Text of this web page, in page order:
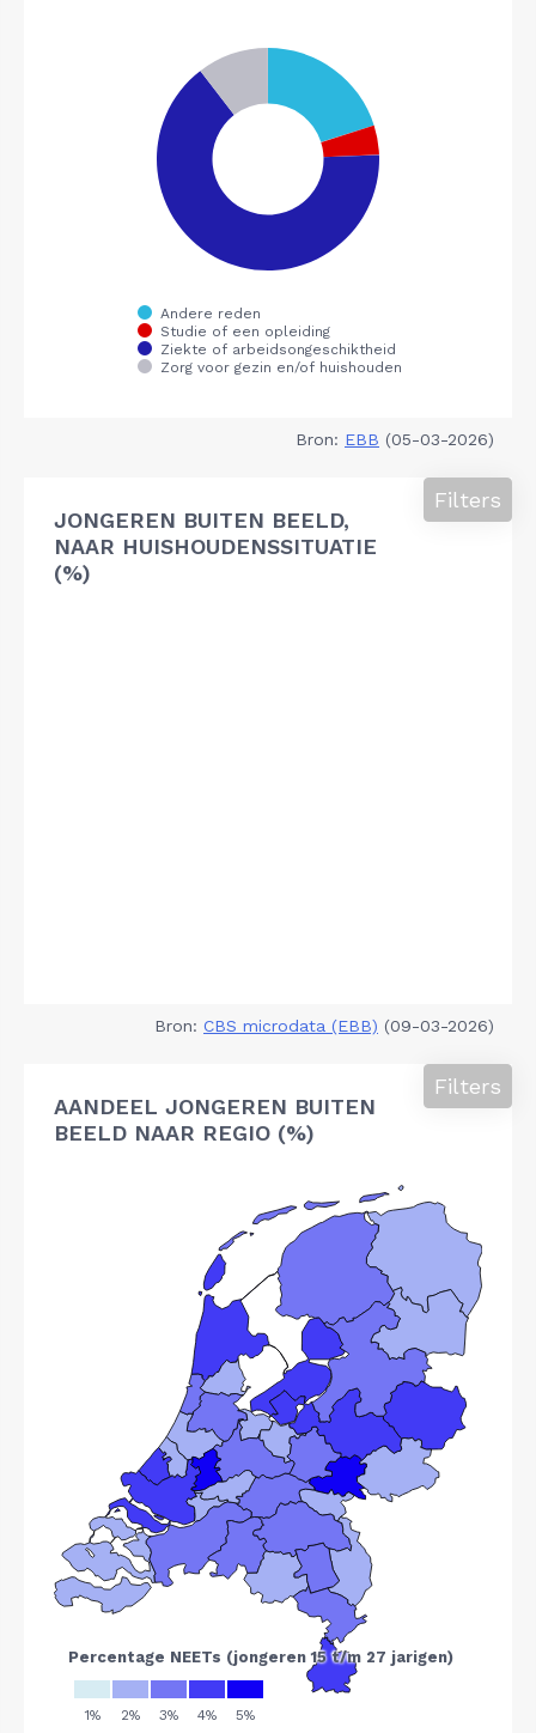
Bron: EBB (05-03-2026)
JONGEREN BUITEN BEELD,
NAAR HUISHOUDENSSITUATIE
(%)
Filters
Bron: CBS microdata (EBB) (09-03-2026)
AANDEEL JONGEREN BUITEN
BEELD NAAR REGIO (%)
Filters